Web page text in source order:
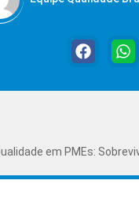
em PMEs: